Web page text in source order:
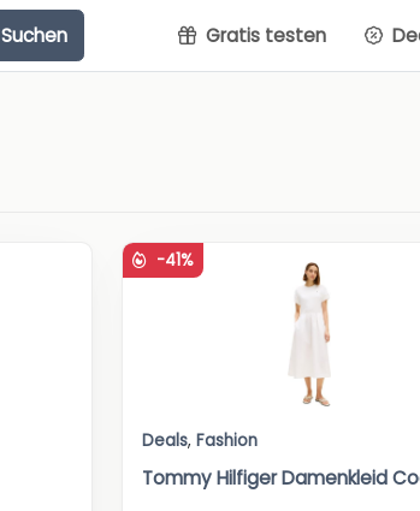
Suchen Gratis testen
-41%
Deals, Fashion
Tommy Hilfiger Damenkleid